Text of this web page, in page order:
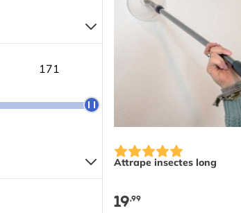
Attrape insectes long
19,99